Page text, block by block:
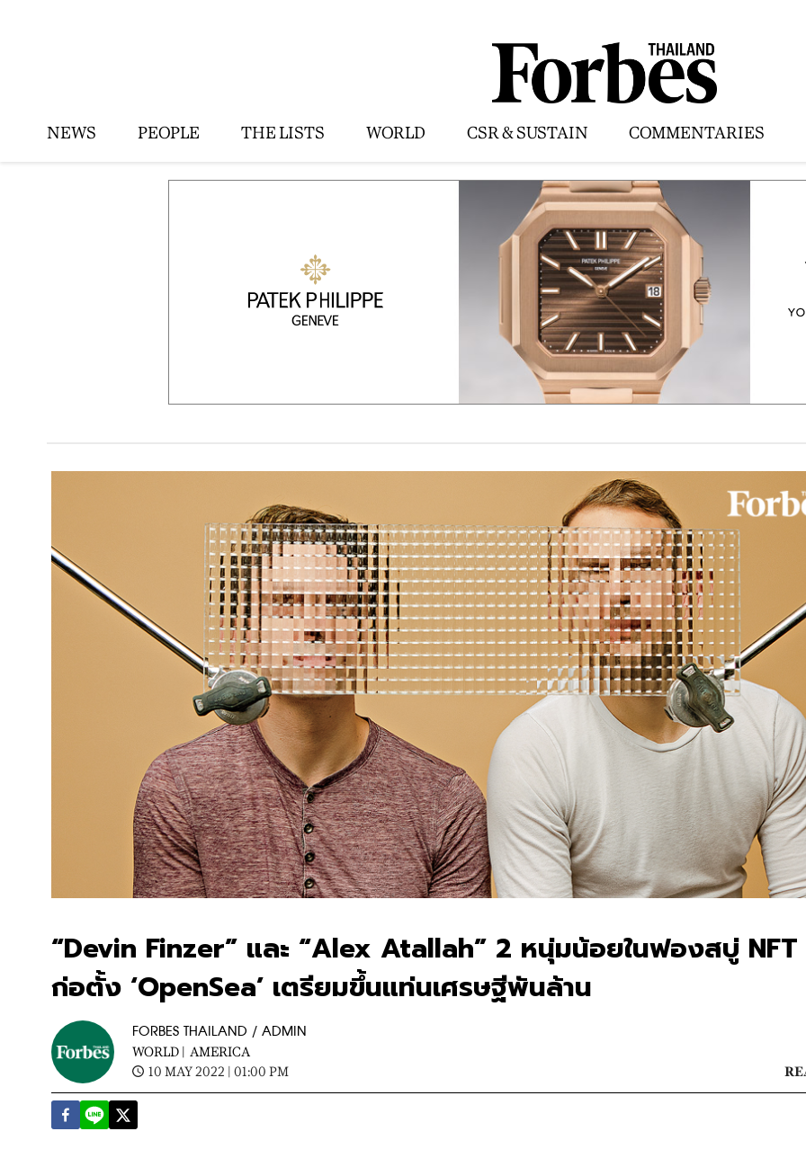
NEWS PEOPLE THE LISTS WORLD CSR & SUSTAIN COMMENTARIES
“Devin Finzer” และ “Alex Atallah” 2 หนุ่มน้อยในฟองสบู่
ก่อตั้ง ‘OpenSea’ เตรียมขึ้นแท่นเศรษฐีพันล้าน
FORBES THAILAND / ADMIN
WORLD | AMERICA
10 MAY 2022 | 01:00 PM